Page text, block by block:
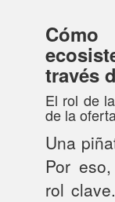
través
El rol de
de la
Una
Por
rol